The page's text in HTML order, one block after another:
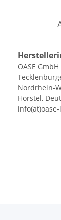
OASE GmbH
Nordrhein-
Hörstel,